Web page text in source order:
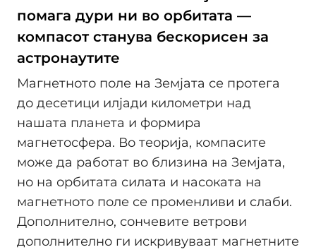
помага дури ни во орбитата —
компасот станува бескорисен за
астронаутите
Магнетното поле на Земјата се протега
до десетици илјади километри над
нашата планета и формира
магнетосфера. Во теорија, компасите
може да работат во близина на Земјата,
но на орбитата силата и насоката на
магнетното поле се променливи и слаби.
Дополнително, сончевите ветрови
дополнително ги искривуваат магнетните